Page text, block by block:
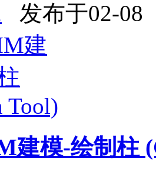
发布于02-08
建模-绘制柱